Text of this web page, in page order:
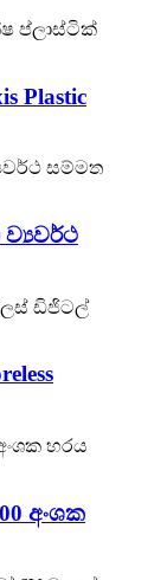
Plastic
ව්‍යවර්ථ
අංශක